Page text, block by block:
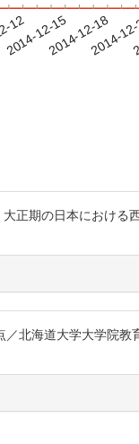
12
2014-12-152014-12-18
2014-
正期の日本におけ
北海道大学大学院